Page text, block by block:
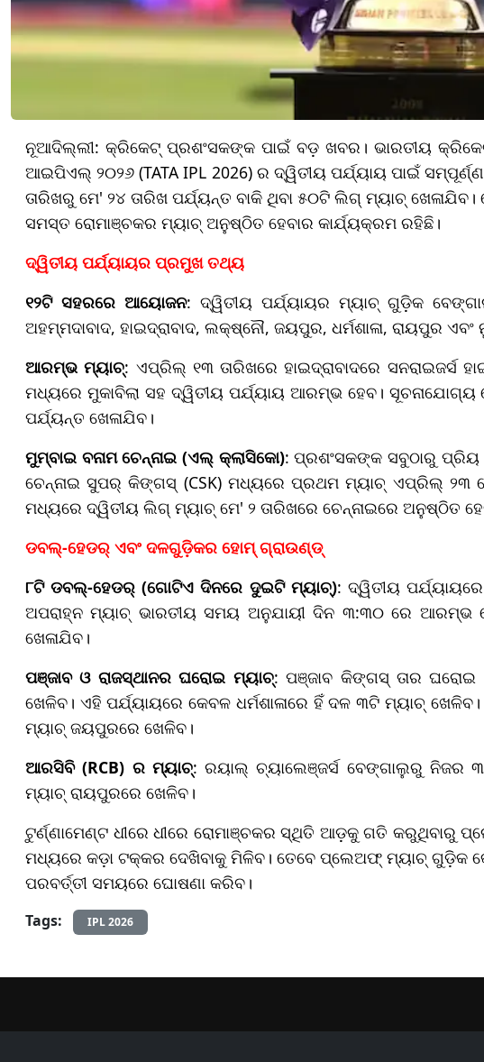
ନୂଆଦିଲ୍ଲୀ: କ୍ରିକେଟ୍ ପ୍ରଶଂସକଙ୍କ ପାଇଁ ବଡ଼ ଖବର। ଭାରତୀୟ
ଆଇପିଏଲ୍ ୨୦୨୬ (TATA IPL 2026) ର ଦ୍ୱିତୀୟ ପର୍ଯ୍ୟାୟ ପାଇଁ
ତାରିଖରୁ ମେ' ୨୪ ତାରିଖ ପର୍ଯ୍ୟନ୍ତ ବାକି ଥିବା ୫୦ଟି ଲିଗ୍ ମ୍ୟାଚ୍
ସମସ୍ତ ରୋମାଞ୍ଚକର ମ୍ୟାଚ୍ ଅନୁଷ୍ଠିତ ହେବାର କାର୍ଯ୍ୟକ୍ରମ ରହିଛି।
ଦ୍ୱିତୀୟ ପର୍ଯ୍ୟାୟର ପ୍ରମୁଖ ତଥ୍ୟ
୧୨ଟି ସହରରେ ଆୟୋଜନ: ଦ୍ୱିତୀୟ ପର୍ଯ୍ୟାୟର ମ୍ୟାଚ୍ ଗୁଡ଼ିକ
ଅହମ୍ମଦାବାଦ, ହାଇଦ୍ରାବାଦ, ଲକ୍ଷ୍ନୌ, ଜୟପୁର, ଧର୍ମଶାଳା, ରାୟପୁର
ଆରମ୍ଭ ମ୍ୟାଚ୍: ଏପ୍ରିଲ୍ ୧୩ ତାରିଖରେ ହାଇଦ୍ରାବାଦରେ ସନରାଇଜର୍ସ
ମଧ୍ୟରେ ମୁକାବିଲା ସହ ଦ୍ୱିତୀୟ ପର୍ଯ୍ୟାୟ ଆରମ୍ଭ ହେବ। ସୂଚନାଯୋଗ୍ୟ
ପର୍ଯ୍ୟନ୍ତ ଖେଳାଯିବ।
ମୁମ୍ବାଇ ବନାମ ଚେନ୍ନାଇ (ଏଲ୍ କ୍ଲାସିକୋ): ପ୍ରଶଂସକଙ୍କ ସବୁଠାରୁ ପ୍ରିୟ
ଚେନ୍ନାଇ ସୁପର୍ କିଙ୍ଗସ୍ (CSK) ମଧ୍ୟରେ ପ୍ରଥମ ମ୍ୟାଚ୍ ଏପ୍ରିଲ୍ ୨୩
ମଧ୍ୟରେ ଦ୍ୱିତୀୟ ଲିଗ୍ ମ୍ୟାଚ୍ ମେ' ୨ ତାରିଖରେ ଚେନ୍ନାଇରେ ଅନୁଷ୍ଠିତ
ଡବଲ୍-ହେଡର୍ ଏବଂ ଦଳଗୁଡ଼ିକର ହୋମ୍ ଗ୍ରାଉଣ୍ଡ୍
୮ଟି ଡବଲ୍-ହେଡର୍ (ଗୋଟିଏ ଦିନରେ ଦୁଇଟି ମ୍ୟାଚ୍): ଦ୍ୱିତୀୟ
ଅପରାହ୍ନ ମ୍ୟାଚ୍ ଭାରତୀୟ ସମୟ ଅନୁଯାୟୀ ଦିନ ୩:୩୦ ରେ ଆରମ୍ଭ
ଖେଳାଯିବ।
ପଞ୍ଜାବ ଓ ରାଜସ୍ଥାନର ଘରୋଇ ମ୍ୟାଚ୍: ପଞ୍ଜାବ କିଙ୍ଗସ୍ ତାର ଘରୋଇ
ଖେଳିବ। ଏହି ପର୍ଯ୍ୟାୟରେ କେବଳ ଧର୍ମଶାଳାରେ ହିଁ ଦଳ ୩ଟି ମ୍ୟାଚ୍
ମ୍ୟାଚ୍ ଜୟପୁରରେ ଖେଳିବ।
ଆରସିବି (RCB) ର ମ୍ୟାଚ୍: ରୟାଲ୍ ଚ୍ୟାଲେଞ୍ଜର୍ସ ବେଙ୍ଗାଲୁରୁ ନିଜର
ମ୍ୟାଚ୍ ରାୟପୁରରେ ଖେଳିବ।
ଟୁର୍ଣ୍ଣାମେଣ୍ଟ ଧୀରେ ଧୀରେ ରୋମାଞ୍ଚକର ସ୍ଥିତି ଆଡ଼କୁ ଗତି କରୁଥିବାରୁ
ମଧ୍ୟରେ କଡ଼ା ଟକ୍କର ଦେଖିବାକୁ ମିଳିବ। ତେବେ ପ୍ଲେଅଫ୍ ମ୍ୟାଚ୍ ଗୁଡ଼ିକ
ପରବର୍ତ୍ତୀ ସମୟରେ ଘୋଷଣା କରିବ।
Tags: IPL 2026